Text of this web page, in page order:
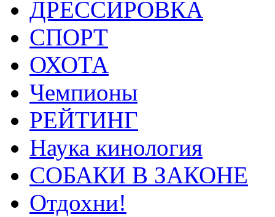
ДРЕССИРОВКА
СПОРТ
ОХОТА
Чемпионы
РЕЙТИНГ
Наука кинология
СОБАКИ В ЗАКОНЕ
Отдохни!